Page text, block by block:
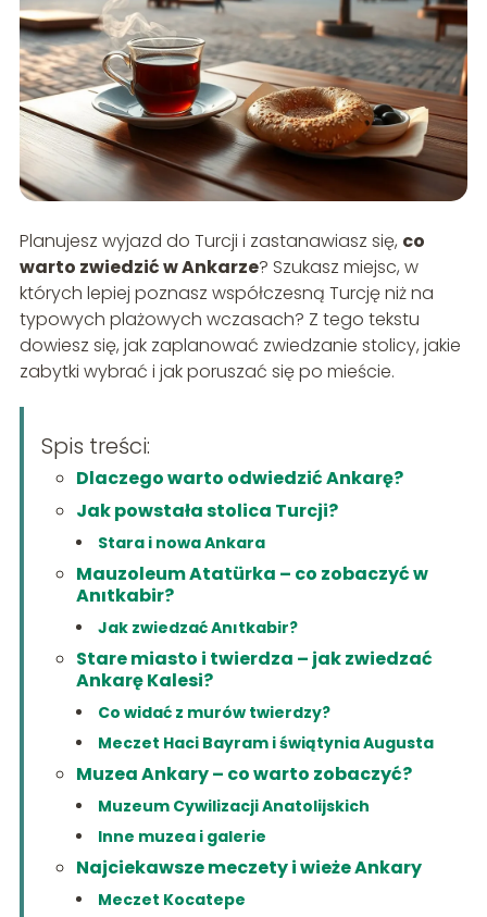
Planujesz wyjazd do Turcji i zastanawiasz się, co
warto zwiedzić w Ankarze? Szukasz miejsc, w
których lepiej poznasz współczesną Turcję niż na
typowych plażowych wczasach? Z tego tekstu
dowiesz się, jak zaplanować zwiedzanie stolicy, jakie
zabytki wybrać i jak poruszać się po mieście.
Spis treści:
Dlaczego warto odwiedzić Ankarę?
Jak powstała stolica Turcji?
Stara i nowa Ankara
Mauzoleum Atatürka – co zobaczyć w
Anıtkabir?
Jak zwiedzać Anıtkabir?
Stare miasto i twierdza – jak zwiedzać
Ankarę Kalesi?
Co widać z murów twierdzy?
Meczet Haci Bayram i świątynia Augusta
Muzea Ankary – co warto zobaczyć?
Muzeum Cywilizacji Anatolijskich
Inne muzea i galerie
Najciekawsze meczety i wieże Ankary
Meczet Kocatepe